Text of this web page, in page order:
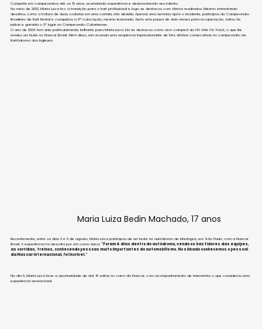
Competiu em campeonatos até os 15 anos, acumulando experiência e desenvolvendo seu talento.
No meio de 2023, Maria Luiza fez a transição para o kart profissional e logo se destacou com ótimos resultados. Mesmo enfrentando
desafios, como a fratura de duas costelas em uma corrida, não desistiu. Apenas uma semana após o incidente, participou do Campeonato
Brasileiro de Kart Rental e conquistou a 9ª colocação, mesmo lesionada. Após uma pausa de dois meses para recuperação, voltou às
pistas e garantiu o 3º lugar no Campeonato Catarinense.
O ano de 2024 tem sido particularmente brilhante para Maria Luiza. Ela se destacou como vice-campeã do FIA Girls On Track, o que lhe
rendeu um teste no Nascar Brasil. Além disso, ela acumula uma sequência impressionante de três vitórias consecutivas no campeonato do
Kartódromo dos Ingleses.
Maria Luiza Bedin Machado, 17 anos
Recentemente, entre os dias 2 e 5 de agosto, Maria Luiza participou de um teste no autódromo de Interlagos, em São Paulo, com a Nascar
Brasil. A experiência foi descrita por ela como única: "Foram 4 dias dentro do autódromo, vendo os bastidores das equipes,
as corridas, treinos, conhecendo pessoas muito importantes do automobilismo. No sábado conhecemos o pessoal
da Nascar internacional, foi incrível."
No dia 5, Maria Luiza teve a oportunidade de dar 15 voltas no carro da Nascar, com acompanhamento de telemetria, o que considerou uma
experiência sensacional.